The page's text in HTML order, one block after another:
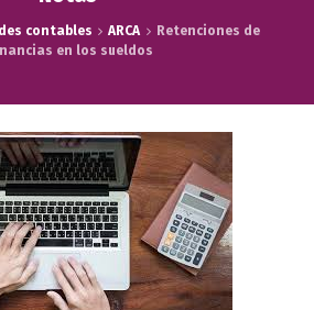
contables ARCA
Retenciones de
en los sueldos